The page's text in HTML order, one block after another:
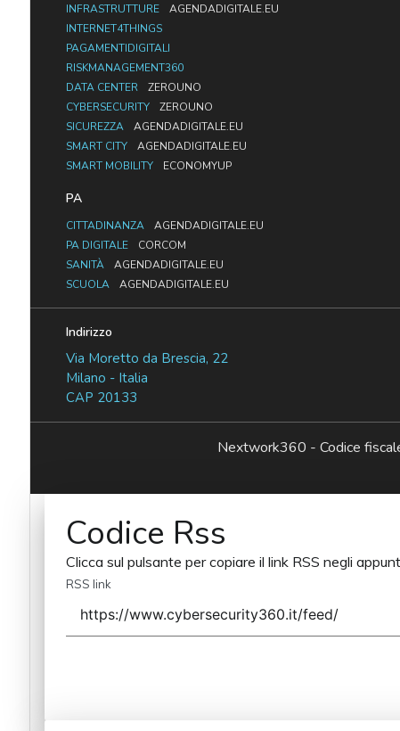
INFRASTRUTTURE
AGENDADIGITALE.EU
INTERNET4THINGS
PAGAMENTIDIGITALI
RISKMANAGEMENT360
DATA CENTER
ZEROUNO
CYBERSECURITY
ZEROUNO
SICUREZZA
AGENDADIGITALE.EU
SMART CITY
AGENDADIGITALE.EU
SMART MOBILITY
ECONOMYUP
PA
CITTADINANZA
AGENDADIGITALE.EU
PA DIGITALE
CORCOM
SANITÀ
AGENDADIGITALE.EU
SCUOLA
AGENDADIGITALE.EU
Indirizzo
Via Moretto da Brescia, 22
Milano - Italia
CAP 20133
Nextwork360 - Codice
Codice Rss
Clicca sul pulsante per copiare il link RSS negli
RSS link